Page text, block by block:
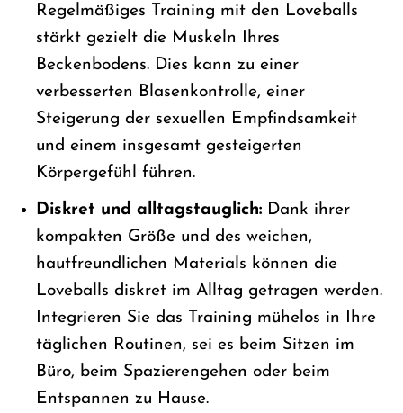
Regelmäßiges Training mit den Loveballs
stärkt gezielt die Muskeln Ihres
Beckenbodens. Dies kann zu einer
verbesserten Blasenkontrolle, einer
Steigerung der sexuellen Empfindsamkeit
und einem insgesamt gesteigerten
Körpergefühl führen.
Diskret und alltagstauglich:Dank ihrer
kompakten Größe und des weichen,
hautfreundlichen Materials können die
Loveballs diskret im Alltag getragen werden.
Integrieren Sie das Training mühelos in Ihre
täglichen Routinen, sei es beim Sitzen im
Büro, beim Spazierengehen oder beim
Entspannen zu Hause.